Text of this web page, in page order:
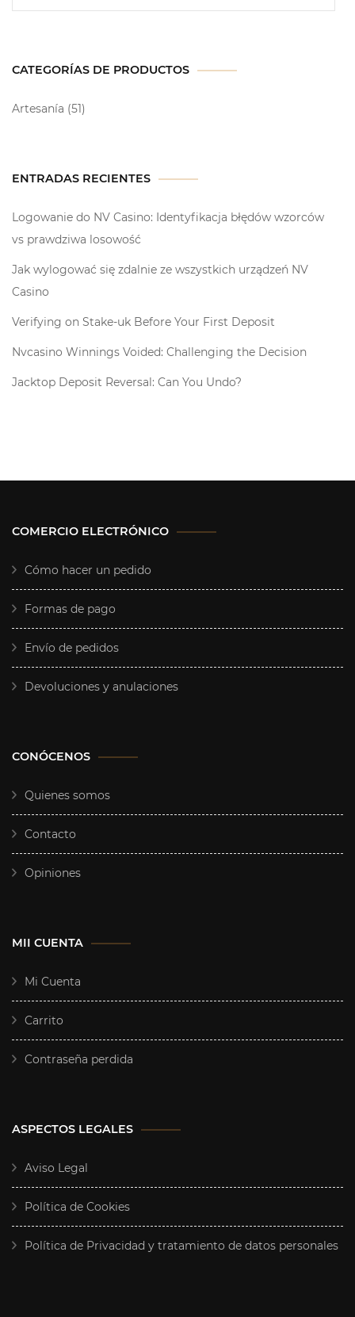
CATEGORÍAS DE PRODUCTOS
Artesanía (51)
ENTRADAS RECIENTES
Logowanie do NV Casino: Identyfikacja błędów wzorców
vs prawdziwa losowość
Jak wylogować się zdalnie ze wszystkich urządzeń NV
Casino
Verifying on Stake-uk Before Your First Deposit
Nvcasino Winnings Voided: Challenging the Decision
Jacktop Deposit Reversal: Can You Undo?
COMERCIO ELECTRÓNICO
Cómo hacer un pedido
Formas de pago
Envío de pedidos
Devoluciones y anulaciones
CONÓCENOS
Quienes somos
Contacto
Opiniones
MII CUENTA
Mi Cuenta
Carrito
Contraseña perdida
ASPECTOS LEGALES
Aviso Legal
Política de Cookies
Política de Privacidad y tratamiento de datos personales